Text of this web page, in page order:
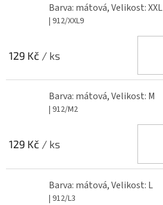
Barva: mátová, Velikost: XXL
| 912/XXL9
129 Kč / ks
Barva: mátová, Velikost: M
| 912/M2
129 Kč / ks
Barva: mátová, Velikost: L
| 912/L3